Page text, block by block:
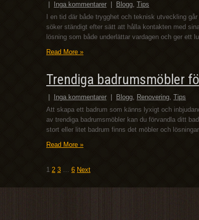
Inga kommentarer Blogg, Tips
I en tid där både trygghet och teknisk utveckling
söker ständigt efter sätt att hålla kontakten med
lösning som både underlättar vardagen och ger
Read More »
Trendiga badrumsmöbler
Inga kommentarer Blogg, Renovering, Tips
Att skapa ett badrum som känns lyxigt och
av trendiga badrumsmöbler kan du förvandla ditt
stort eller litet badrum finns det möbler och
Read More »
Inläggsnavigering
1 2 3 … 6 Next